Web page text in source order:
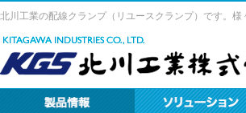
北川工業の配線クランプ（リユースクランプ）です。